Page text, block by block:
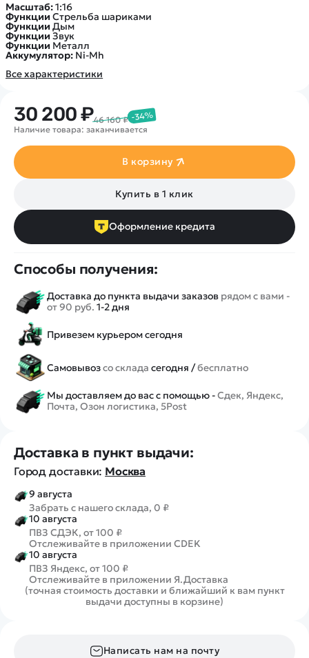
Масштаб:1:16
Функции Стрельба шариками
Функции Дым
Функции Звук
Функции Металл
Аккумулятор: Ni-Mh
Все характеристики
30 200 ₽46 160 ₽ -34%
Наличие товара: заканчивается
В корзину
Купить в 1 клик
Оформление кредита
Способы получения:
Доставка до пункта выдачи заказов рядом с вами -
от 90 руб. 1-2 дня
Привезем курьером сегодня
Самовывозсо склада сегодня /бесплатно
Мы доставляем до вас с помощью -Сдек, Яндекс,
Почта, Озон логистика, 5Post
Доставка в пункт выдачи:
Город доставки: Москва
9 августа
Забрать с нашего склада, 0 ₽
10 августа
ПВЗ СДЭК, от 100 ₽
Отслеживайте в приложении CDEK
10 августа
ПВЗ Яндекс, от 100 ₽
Отслеживайте в приложении Я.Доставка
(точная стоимость доставки и ближайший к вам пункт
выдачи доступны в корзине)
Написать нам на почту